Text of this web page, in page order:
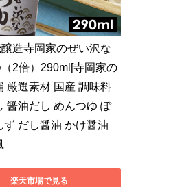
造寺岡家のぜい沢な
2倍）290ml[寺岡家の
厳選素材 国産 調味料
醤油だし めんつゆ ぽ
ず だし醤油 かけ醤油
楽天市場で見る